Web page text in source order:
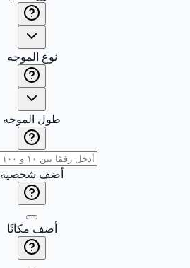
نوع الموجه
طول الموجه
أضف شخصية
أضف مكانًا